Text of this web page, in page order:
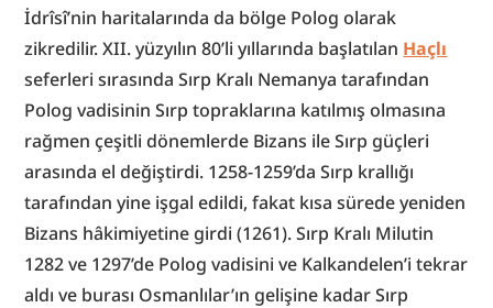
İdrîsî’nin haritalarında da bölge Polog olarak
zikredilir. XII. yüzyılın 80’li yıllarında başlatılan Haçlı
seferleri sırasında Sırp Kralı Nemanya tarafından
Polog vadisinin Sırp topraklarına katılmış olmasına
rağmen çeşitli dönemlerde Bizans ile Sırp güçleri
arasında el değiştirdi. 1258-1259’da Sırp krallığı
tarafından yine işgal edildi, fakat kısa sürede yeniden
Bizans hâkimiyetine girdi (1261). Sırp Kralı Milutin
1282 ve 1297’de Polog vadisini ve Kalkandelen’i tekrar
aldı ve burası Osmanlılar’ın gelişine kadar Sırp